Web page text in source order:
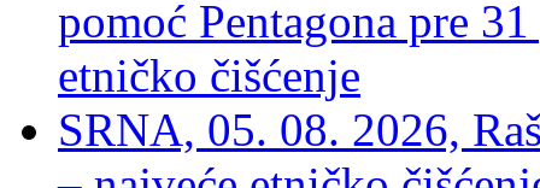
pomoć Pentagona pre
etničko čišćenje
SRNA, 05. 08. 2026,